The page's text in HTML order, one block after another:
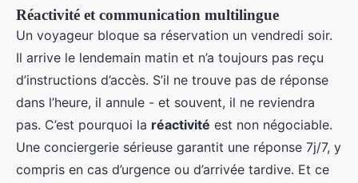
Réactivité et communication multilingue
Un voyageur bloque sa réservation un vendredi soir.
Il arrive le lendemain matin et n’a toujours pas reçu
d’instructions d’accès. S’il ne trouve pas de réponse
dans l’heure, il annule - et souvent, il ne reviendra
pas. C’est pourquoi la réactivité est non négociable.
Une conciergerie sérieuse garantit une réponse 7j/7, y
compris en cas d’urgence ou d’arrivée tardive. Et ce